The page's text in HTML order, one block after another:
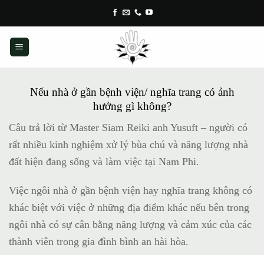
content
Nếu nhà ở gần bệnh viện/ nghĩa trang có ảnh
hưởng gì không?
Câu trả lời từ Master Siam Reiki anh Yusuft – người có
rất nhiều kinh nghiệm xử lý bùa chú và năng lượng nhà
đất hiện đang sống và làm việc tại Nam Phi.
Việc ngôi nhà ở gần bệnh viện hay nghĩa trang không có
khác biệt với việc ở những địa điểm khác nếu bên trong
ngôi nhà có sự cân bằng năng lượng và cảm xúc của các
thành viên trong gia đình bình an hài hòa.